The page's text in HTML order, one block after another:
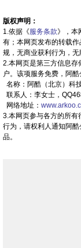
版权声明：
1.依据《服务条款》，本
有；本网页发布的转载
规，无商业获利行为，无
2.本网页是第三方信息存
户。该项服务免费，阿
名称：阿酷（北京）科
联系人：李女士，
网络地址：
3.本网页参与各方的所有
行为，请权利人通知阿
品。